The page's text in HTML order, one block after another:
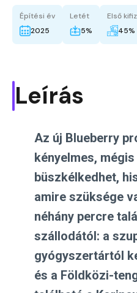
Építési év
2025
Letét
5%
Első
45%
Leírás
Az új Blueberry
kényelmes,
büszkélkedhet,
amire szüksége
néhány percre
szállodától: a
gyógyszertártól
és a Földközi-